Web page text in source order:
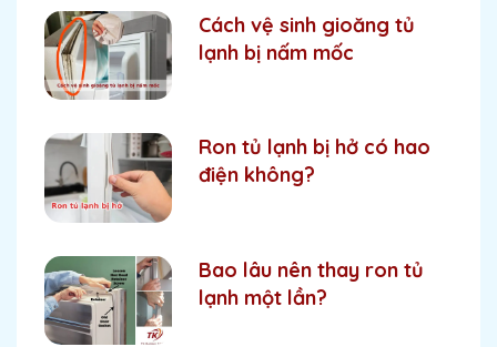
Cách vệ sinh gioăng tủ
lạnh bị nấm mốc
Ron tủ lạnh bị hở có hao
điện không?
Bao lâu nên thay ron tủ
lạnh một lần?